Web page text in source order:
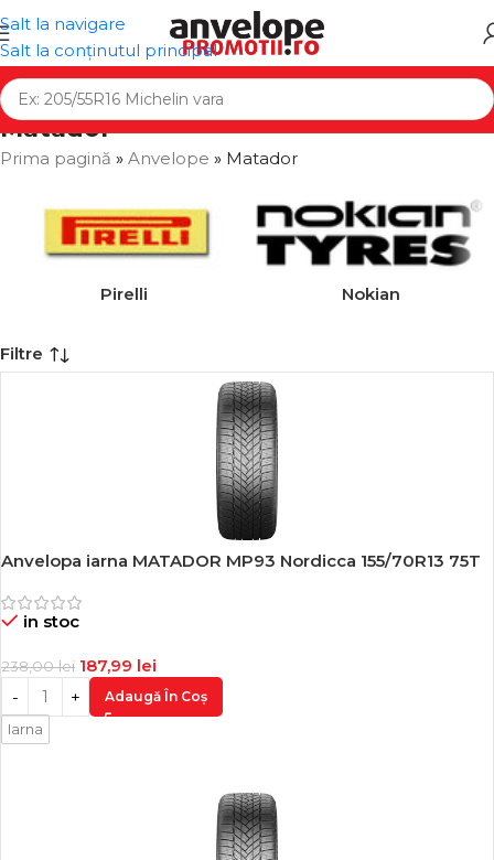
Salt la navigare
Salt la conținutul principal
Matador
Prima pagină » Anvelope » Matador
Pirelli Nokian
Filtre
-21%
Anvelopa iarna MATADOR MP93 Nordicca 155/70R13 75T
in stoc
238,00lei 187,99 lei
Adaugă În Coș
Iarna